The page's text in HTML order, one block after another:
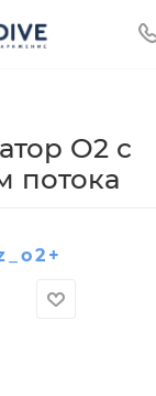
O2 с
потока